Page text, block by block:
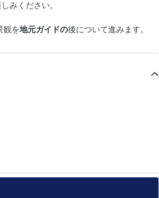
みください。
観を地元ガイドの後について進みます。